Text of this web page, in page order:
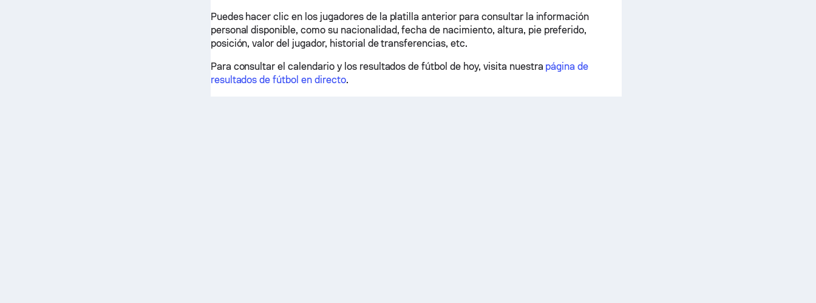
Puedes hacer clic en los jugadores de la platilla anterior para consultar la información
personal disponible, como su nacionalidad, fecha de nacimiento, altura, pie preferido,
posición, valor del jugador, historial de transferencias, etc.
Para consultar el calendario y los resultados de fútbol de hoy, visita nuestra página de
resultados de fútbol en directo.